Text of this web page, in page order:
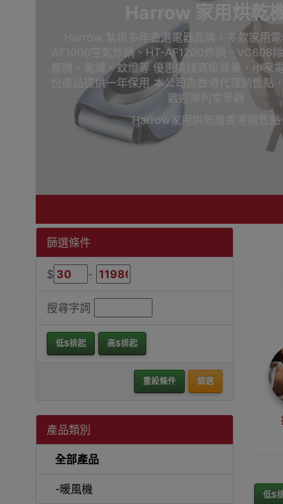
Harrow 家用烘乾機
Harrow 紮根多年香港電器品牌，多款家用電
AF1000空氣炸鍋、HT-AF1200炸鍋、VC608除
塵機、電爐、蚊燈等 優惠價錢高級質量，小家
份產品提供一年保用 本公司為香港代理銷售點
歡迎陳列室參觀
Harrow家用烘乾機香港銷售點
篩選條件
$ -
搜尋字詞
低$排起 高$排起
重設條件 篩選
產品類別
全部產品
-暖風機 低$